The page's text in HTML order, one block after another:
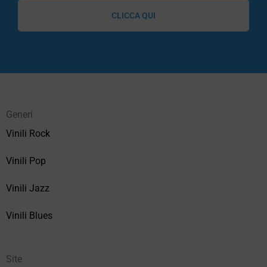
CLICCA QUI
Generi
Vinili Rock
Vinili Pop
Vinili Jazz
Vinili Blues
Site